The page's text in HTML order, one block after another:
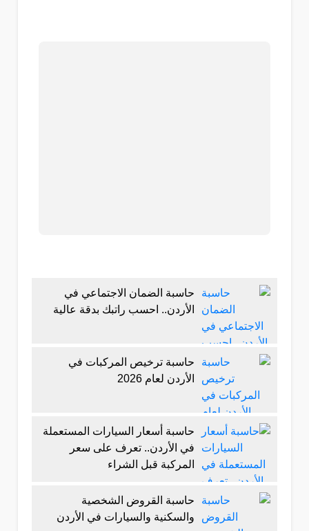
حاسبة الضمان الاجتماعي في
الأردن.. احسب راتبك بدقة عالية
حاسبة ترخيص المركبات في
الأردن لعام 2026
حاسبة أسعار السيارات المستعملة
في الأردن.. تعرف على سعر
المركبة قبل الشراء
حاسبة القروض الشخصية
والسكنية والسيارات في الأردن